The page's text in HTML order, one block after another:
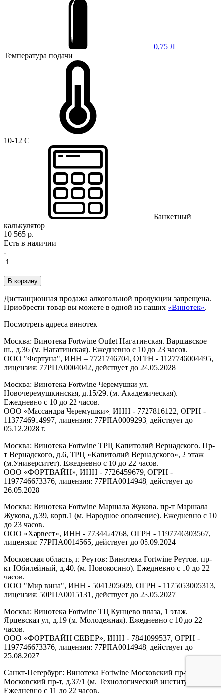
0,75 Л
Температура подачи
10-12 C
Банкетный
калькулятор
10 565 р.
Есть в наличии
-
+
В корзину
Дистанционная продажа алкогольной продукции запрещена.
Приобрести товар вы можете в одной из наших «Винотек».
Посмотреть адреса винотек
Москва: Винотека Fortwine Outlet Нагатинская. Варшавское
ш., д.36 (м. Нагатинская). Ежедневно с 10 до 23 часов.
ООО "Фортуна", ИНН – 7721746704, ОГРН - 1127746004495,
лицензия: 77РПА0004042, действует до 24.05.2028
Москва: Винотека Fortwine Черемушки ул.
Новочеремушкинская, д.15/29. (м. Академическая).
Ежедневно с 10 до 22 часов.
ООО «Массандра Черемушки», ИНН - 7727816122, ОГРН -
1137746914997, лицензия: 77РПА0009293, действует до
05.12.2028 г.
Москва: Винотека Fortwine ТРЦ Капитолий Вернадского. Пр-
т Вернадского, д.6, ТРЦ «Капитолий Вернадского», 2 этаж
(м.Университет). Ежедневно с 10 до 22 часов.
ООО «ФОРТВАЙН», ИНН - 7726459679, ОГРН -
1197746673376, лицензия: 77РПА0014948, действует до
26.05.2028
Москва: Винотека Fortwine Маршала Жукова. пр-т Маршала
Жукова, д.39, корп.1 (м. Народное ополчение). Ежедневно с 10
до 23 часов.
ООО «Харвест», ИНН - 7734424768, ОГРН - 1197746303567,
лицензия: 77РПА0014565, действует до 05.09.2024
Московская область, г. Реутов: Винотека Fortwine Реутов. пр-
кт Юбилейный, д.40, (м. Новокосино). Ежедневно с 10 до 22
часов.
ООО "Мир вина", ИНН - 5041205609, ОГРН - 1175053005313,
лицензия: 50РПА0015131, действует до 23.05.2027
Москва: Винотека Fortwine ТЦ Кунцево плаза, 1 этаж.
Ярцевская ул, д.19 (м. Молодежная). Ежедневно с 10 до 22
часов.
ООО «ФОРТВАЙН СЕВЕР», ИНН - 7841099537, ОГРН -
1197746673376, лицензия: 77РПА0014948, действует до
25.08.2027
Санкт-Петербург: Винотека Fortwine Московский пр-т.
Московский пр-т, д.37/1 (м. Технологический институт).
Ежедневно с 11 до 22 часов.